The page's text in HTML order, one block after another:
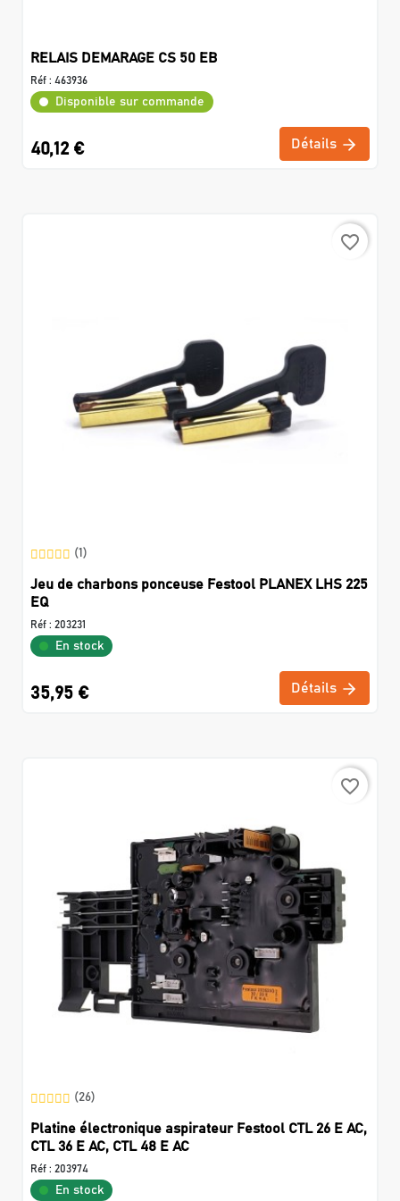
RELAIS DEMARAGE CS 50 EB
Réf : 463936
Disponible sur commande
40,12 € Détails
favorite_border
(1)
Jeu de charbons ponceuse Festool PLANEX LHS 225
EQ
Réf : 203231
En stock
35,95 € Détails
favorite_border
(26)
Platine électronique aspirateur Festool CTL 26 E AC,
CTL 36 E AC, CTL 48 E AC
Réf : 203974
En stock